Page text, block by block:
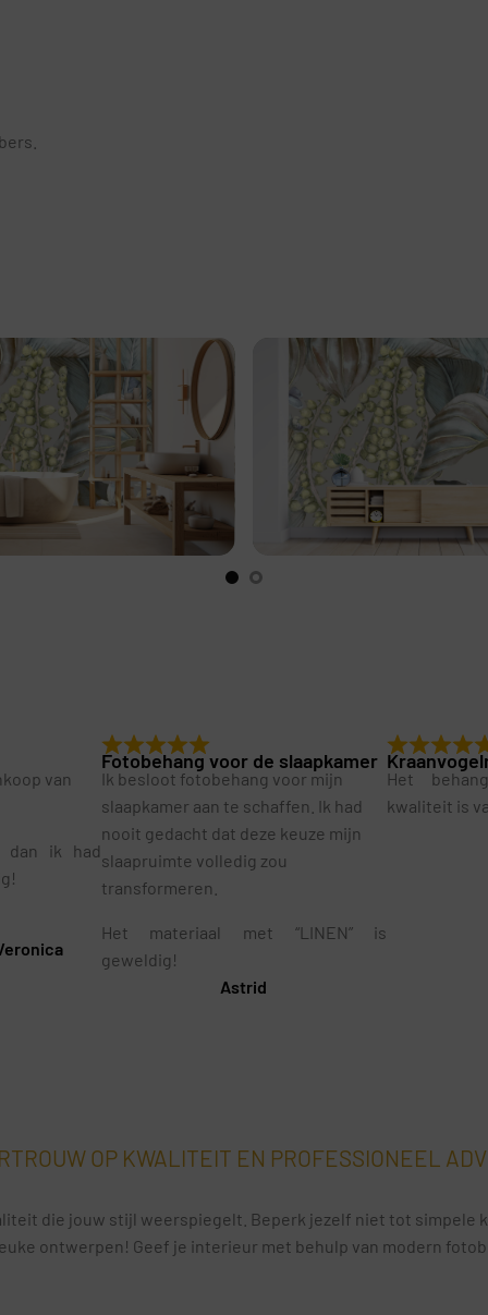
van
dan ik had
Fotobehang voor de slaapkamer
Ik besloot fotobehang voor mijn
slaapkamer aan te schaffen. Ik had
nooit gedacht dat deze keuze mijn
slaapruimte volledig zou
transformeren.
Het materiaal met “LINEN” is
geweldig!
Astrid
Het
kwaliteit is
OP KWALITEIT EN PROFESSIONEEL
die jouw stijl weerspiegelt. Beperk jezelf niet tot simpele
ontwerpen! Geef je interieur met behulp van modern